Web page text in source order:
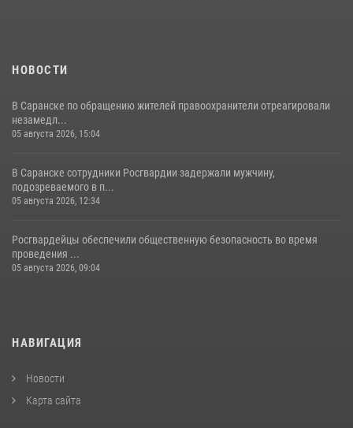
НОВОСТИ
В Саранске по обращению жителей правоохранители отреагировали
незамедл...
05 августа 2026, 15:04
В Саранске сотрудники Росгвардии задержали мужчину,
подозреваемого в п...
05 августа 2026, 12:34
Росгвардейцы обеспечили общественную безопасность во время
проведения ...
05 августа 2026, 09:04
НАВИГАЦИЯ
Новости
Карта сайта